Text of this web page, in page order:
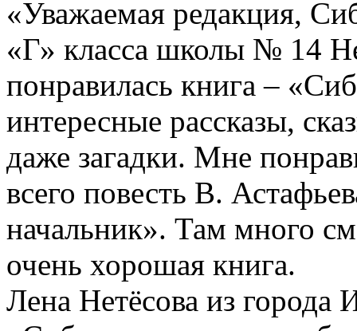
«Уважаемая редакция,
«Г» класса школы № 14
понравилась книга –
интересные рассказы,
даже загадки. Мне
всего повесть В.
начальник». Там много
очень хорошая книга.
Лена Нетёсова из города